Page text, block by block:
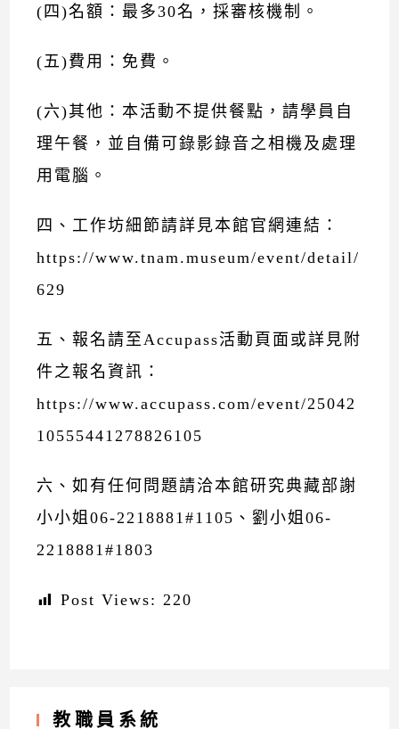
(四)名額：最多30名，採審核機制。
(五)費用：免費。
(六)其他：本活動不提供餐點，請學員自
理午餐，並自備可錄影錄音之相機及處理
用電腦。
四、工作坊細節請詳見本館官網連結：
https://www.tnam.museum/event/detail/
629
五、報名請至Accupass活動頁面或詳見附
件之報名資訊：
https://www.accupass.com/event/25042
10555441278826105
六、如有任何問題請洽本館研究典藏部謝
小小姐06-2218881#1105、劉小姐06-
2218881#1803
Post Views: 220
教職員系統